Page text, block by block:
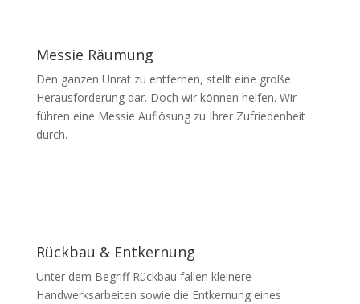
Messie Räumung
Den ganzen Unrat zu entfernen, stellt eine große
Herausforderung dar. Doch wir können helfen. Wir
führen eine Messie Auflösung zu Ihrer Zufriedenheit
durch.
Rückbau & Entkernung
Unter dem Begriff Rückbau fallen kleinere
Handwerksarbeiten sowie die Entkernung eines